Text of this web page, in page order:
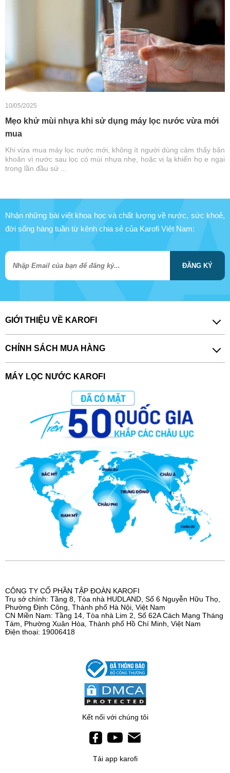
10/05/2025
Mẹo khử mùi nhựa khi sử dụng máy lọc nước vừa mới
mua
Khi vừa mua máy lọc nước mới, không ít người dùng cảm thấy băn
khoăn vì nước sau lọc có mùi nhựa nhẹ, hoặc vị lạ khiến họ e ngại
trong lần đầu sử ...
Nhận những bài viết khoa học và chất lượng về nước, sức khoẻ,
đời sống hàng tuần từ kênh chia sẻ của Karofi Việt Nam:
ĐĂNG KÝ
GIỚI THIỆU VỀ KAROFI
CHÍNH SÁCH MUA HÀNG
MÁY LỌC NƯỚC KAROFI
CÔNG TY CỔ PHẦN TẬP ĐOÀN KAROFI
Trụ sở chính: Tầng 8, Tòa nhà HUDLAND, Số 6 Nguyễn Hữu Thọ,
Phường Định Công, Thành phố Hà Nội, Việt Nam
CN Miền Nam: Tầng 14, Tòa nhà Lim 2, Số 62A Cách Mạng Tháng
Tám, Phường Xuân Hòa, Thành phố Hồ Chí Minh, Việt Nam
Điện thoại: 19006418
Kết nối với chúng tôi
Tải app karofi